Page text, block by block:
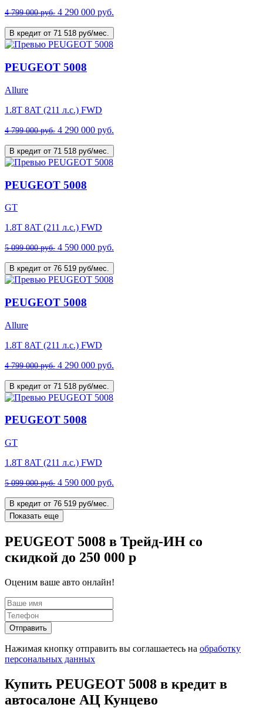
4 799 000 руб. 4 290 000 руб.
В кредит от 71 518 руб/мес.
PEUGEOT 5008
Allure
1.8T 8AT (211 л.с.) FWD
4 799 000 руб. 4 290 000 руб.
В кредит от 71 518 руб/мес.
PEUGEOT 5008
GT
1.8T 8AT (211 л.с.) FWD
5 099 000 руб. 4 590 000 руб.
В кредит от 76 519 руб/мес.
PEUGEOT 5008
Allure
1.8T 8AT (211 л.с.) FWD
4 799 000 руб. 4 290 000 руб.
В кредит от 71 518 руб/мес.
PEUGEOT 5008
GT
1.8T 8AT (211 л.с.) FWD
5 099 000 руб. 4 590 000 руб.
В кредит от 76 519 руб/мес.
Показать еще
PEUGEOT 5008 в Трейд-ИН со
скидкой до 250 000 р
Оценим ваше авто онлайн!
Отправить
Нажимая кнопку отправить вы соглашаетесь на обработку
персональных данных
Купить PEUGEOT 5008 в кредит в
автосалоне АЦ Кунцево